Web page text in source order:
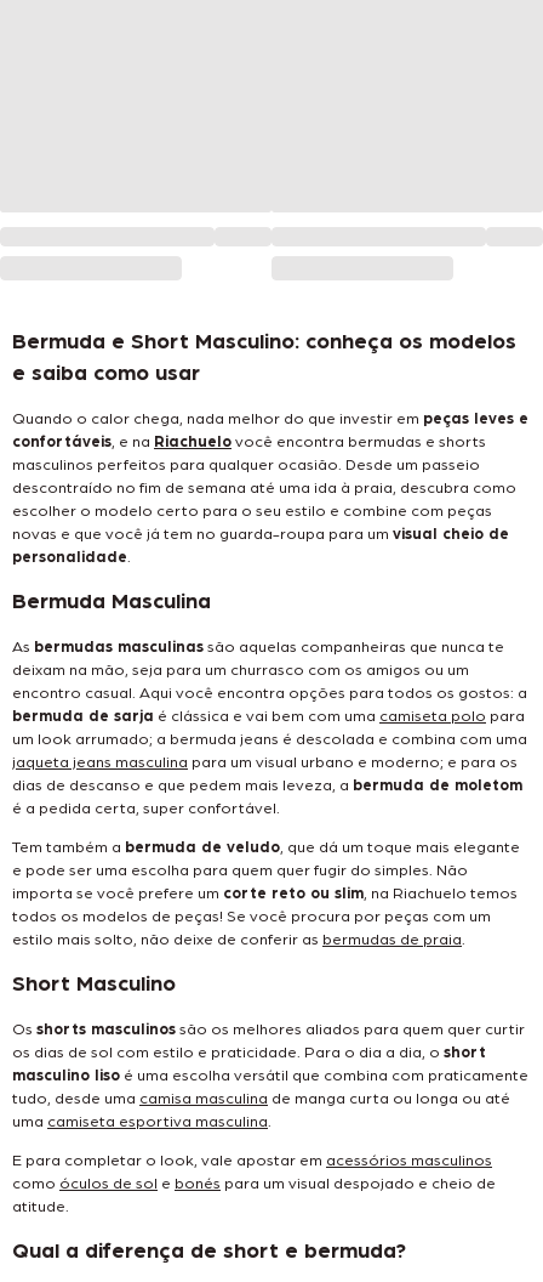
Bermuda e Short Masculino: conheça os modelos
e saiba como usar
Quando o calor chega, nada melhor do que investir em peças leves e
confortáveis , e na Riachuelovocê encontra bermudas e shorts
masculinos perfeitos para qualquer ocasião. Desde um passeio
descontraído no fim de semana até uma ida à praia, descubra como
escolher o modelo certo para o seu estilo e combine com peças
novas e que você já tem no guarda-roupa para um visual cheio de
personalidade
Bermuda Masculina
As bermudas masculinassão aquelas companheiras que nunca te
deixam na mão, seja para um churrasco com os amigos ou um
encontro casual. Aqui você encontra opções para todos os gostos: a
bermuda de sarja é clássica e vai bem com uma camiseta polo para
um look arrumado; a bermuda jeans é descolada e combina com uma
jaqueta jeans masculina para um visual urbano e moderno; e para os
dias de descanso e que pedem mais leveza, a bermuda de moletom
é a pedida certa, super confortável.
Tem também a bermuda de veludo , que dá um toque mais elegante
e pode ser uma escolha para quem quer fugir do simples. Não
importa se você prefere um corte reto ou slim , na Riachuelo temos
todos os modelos de peças! Se você procura por peças com um
estilo mais solto, não deixe de conferir as bermudas de praia
Short Masculino
Os shorts masculinossão os melhores aliados para quem quer curtir
os dias de sol com estilo e praticidade. Para o dia a dia, o short
masculino liso é uma escolha versátil que combina com praticamente
tudo, desde uma camisa masculina de manga curta ou longa ou até
uma camiseta esportiva masculina
E para completar o look, vale apostar em acessórios masculinos
como óculos de sol e bonés para um visual despojado e cheio de
atitude.
Qual a diferença de short e bermuda?